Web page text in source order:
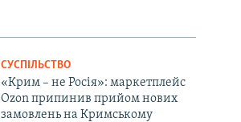
СУСПІЛЬСТВО
«Крим – не Росія»: маркетплейс
Ozon припинив прийом нових
замовлень на Кримському